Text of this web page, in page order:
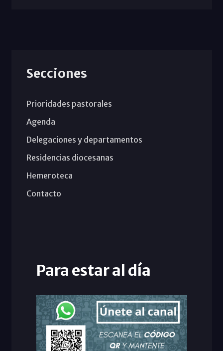
Secciones
Prioridades pastorales
Agenda
Delegaciones y departamentos
Residencias diocesanas
Hemeroteca
Contacto
Para estar al día